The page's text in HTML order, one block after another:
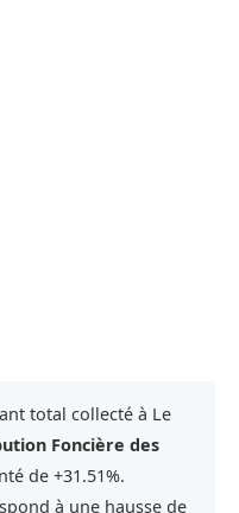
total collecté à Le
Foncière des
de +31.51%.
à une hausse de